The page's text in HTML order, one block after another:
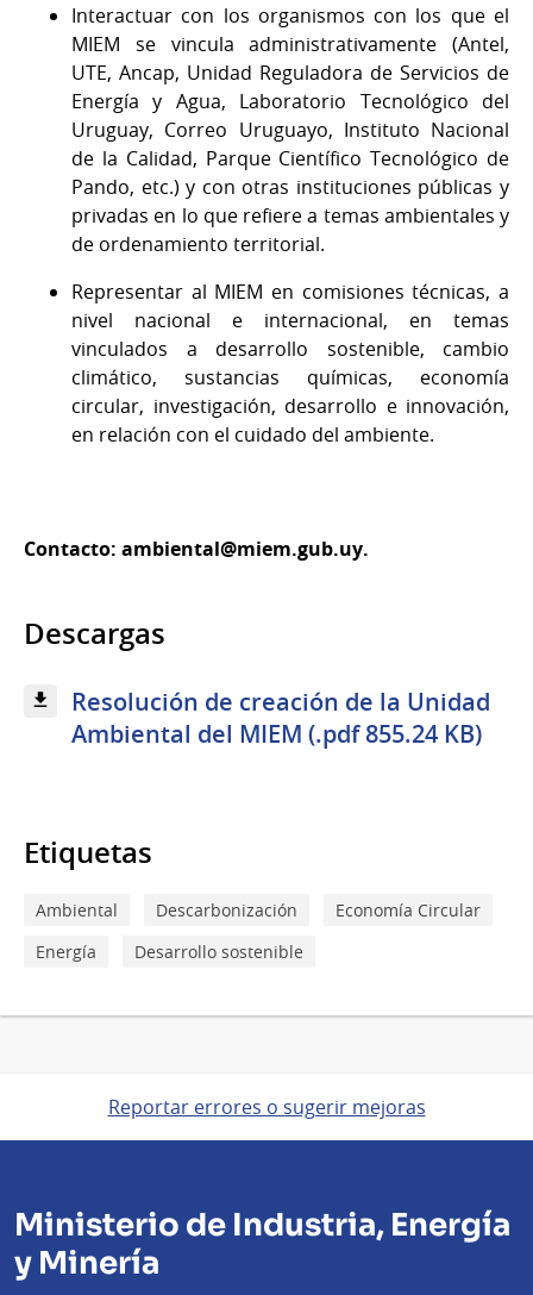
Interactuar con los organismos con los que el
MIEM se vincula administrativamente (Antel,
UTE, Ancap, Unidad Reguladora de Servicios de
Energía y Agua, Laboratorio Tecnológico del
Uruguay, Correo Uruguayo, Instituto Nacional
de la Calidad, Parque Científico Tecnológico de
Pando, etc.) y con otras instituciones públicas y
privadas en lo que refiere a temas ambientales y
de ordenamiento territorial.
Representar al MIEM en comisiones técnicas, a
nivel nacional e internacional, en temas
vinculados a desarrollo sostenible, cambio
climático, sustancias químicas, economía
circular, investigación, desarrollo e innovación,
en relación con el cuidado del ambiente.
Contacto: ambiental@miem.gub.uy.
Descargas
Resolución de creación de la Unidad
Ambiental del MIEM (.pdf 855.24 KB)
Etiquetas
Ambiental Descarbonización
Economía Circular
Energía
Desarrollo sostenible
Reportar errores o sugerir mejoras
Ministerio de Industria, Energía
y Minería